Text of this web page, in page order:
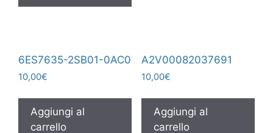
6ES7635-2SB01-0AC0
10,00€
Aggiungi al
carrello
A2V00082037691
10,00€
Aggiungi al
carrello